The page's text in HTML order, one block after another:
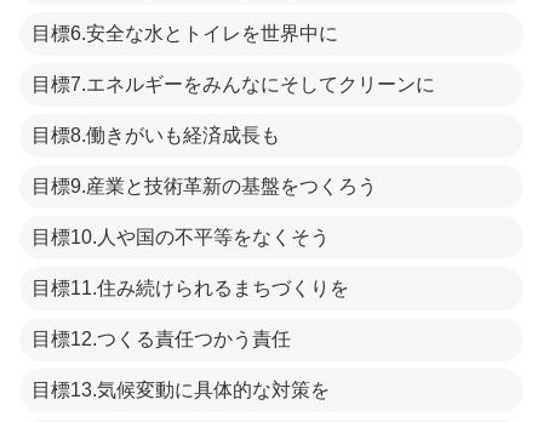
目標6.安全な水とトイレを世界中に
目標7.エネルギーをみんなにそしてクリーンに
目標8.働きがいも経済成長も
目標9.産業と技術革新の基盤をつくろう
目標10.人や国の不平等をなくそう
目標11.住み続けられるまちづくりを
目標12.つくる責任つかう責任
目標13.気候変動に具体的な対策を